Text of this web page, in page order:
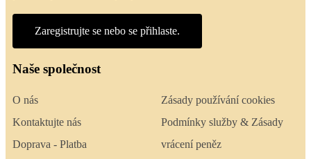
Zaregistrujte se nebo se přihlaste.
Naše společnost
O nás
Kontaktujte nás
Doprava - Platba
Zásady používání cookies
Podmínky služby & Zásady
vrácení peněz